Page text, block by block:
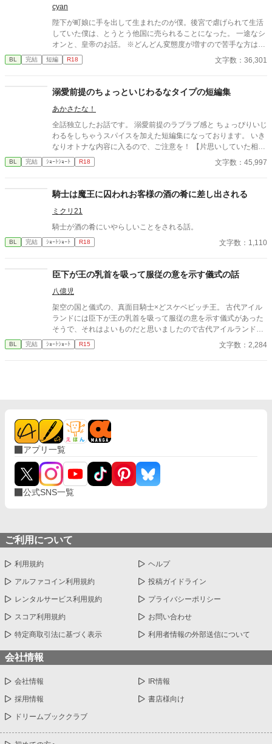
cyan
陛下が町娘に手を出して生まれたのが僕。後宮で虐げられて生活
していた僕は、とうとう他国に売られることになった。 一途なシ
オンと、皇帝のお話。 ※どんどん変態度が増すので苦手な方はお
気を付けください。
BL 完結 短編 R18 文字数：36,301
溺愛前提のちょっといじわるなタイプの短編集
あかさたな！
全話独立したお話です。 溺愛前提のラブラブ感と ちょっぴりいじ
わるをしちゃうスパイスを加えた短編集になっております。 いき
なりオトナな内容に入るので、ご注意を！ 【片思いしていた相手
の数年越しに知った裏の顔】【モテ男に徐々に心を開いていく恋
愛初心者】【久しぶりの夜は燃える】【伝説の狼男と恋に落ち
様】【取引先の年下に屈服するリーマン】【優秀な弟子に可愛が
られる師匠】【ケンカの後の夜は甘い】【好きな子を守りたい故
に】【マンネリを打ち明けると進み出す】【キスだけじゃあ我慢
できない】【マッサージという名目だけど】【尿道攻めというや
--------- 【2021/10/29を持って、こちらの短編集を完結致します。
とうございました。 引き続き応援いただけると幸いです。】
BL 完結 ｼｮｰﾄｼｮｰﾄ R18 文字数：45,997
騎士は魔王に囚われお客様の酒の肴に差し出される
ミクリ21
騎士が酒の肴にいやらしいことをされる話。
BL 完結 ｼｮｰﾄｼｮｰﾄ R18 文字数：1,110
臣下が王の乳首を吸って服従の意を示す儀式の話
八億児
架空の国と儀式の、真面目騎士×どスケベビッチ王。 古代アイル
ランドには臣下が王の乳首を吸って服従の意を示す儀式があった
そうで、それはよいものだと思いましたので古代アイルランドと
は特に関係なく王の乳首を吸ってもらいました。
BL 完結 ｼｮｰﾄｼｮｰﾄ R15 文字数：2,284
アプリ一覧
公式SNS一覧
ご利用について
利用規約 ヘルプ
アルファコイン利用規約 投稿ガイドライン
レンタルサービス利用規約 プライバシーポリシー
スコア利用規約 お問い合わせ
特定商取引法に基づく表示 利用者情報の外部送信について
会社情報
会社情報 IR情報
採用情報 書店様向け
ドリームブッククラブ